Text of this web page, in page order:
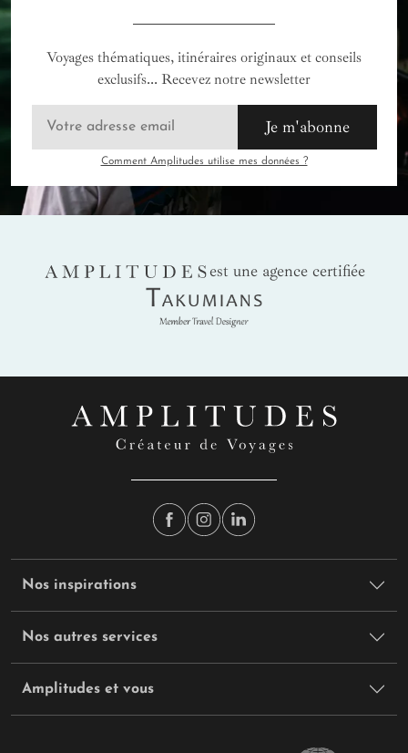
Voyages thématiques, itinéraires originaux et conseils
exclusifs... Recevez notre newsletter
Je m'abonne
Comment Amplitudes utilise mes données ?
AMPLITUDES
est une agence certifiée
Takumians
Nos inspirations
Nos autres services
Amplitudes et vous